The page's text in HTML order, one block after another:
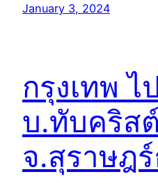
January 3, 2024
กรุงเทพ ไ
บ.ทับคริสต์
จ.สุราษฎ